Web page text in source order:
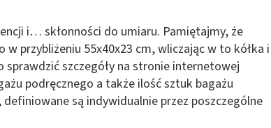
i… skłonności do umiaru. Pamiętajmy, że
przybliżeniu 55x40x23 cm, wliczając w to kółka i
szczegóły na stronie internetowej
podręcznego a także ilość sztuk bagażu
są indywidualnie przez poszczególne